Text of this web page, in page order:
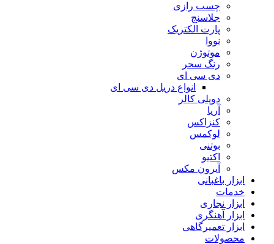
چسب رازی
جلاسنج
پارت الکتریک
نووا
موتوژن
رنگ سحر
دی سی ای
انواع دریل دی سی ای
دوپلی کالر
آریا
کنزاکس
لوکمس
بوتنی
اکتیو
آیرون مکس
ابزار باغبانی
خدمات
ابزار نجاری
ابزار آهنگری
ابزار تعمیرگاهی
محصولات